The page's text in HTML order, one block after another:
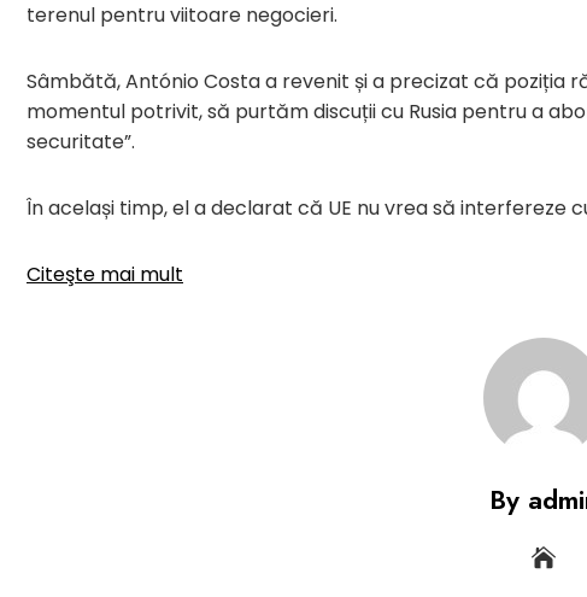
terenul pentru viitoare negocieri.
Sâmbătă, António Costa a revenit și a precizat că poziția
momentul potrivit, să purtăm discuții cu Rusia pentru a
securitate”.
În același timp, el a declarat că UE nu vrea să interfereze
Citeşte mai mult
By